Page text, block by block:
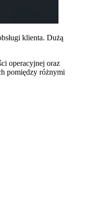
klienta. Dużą
operacyjnej oraz
pomiędzy różnymi